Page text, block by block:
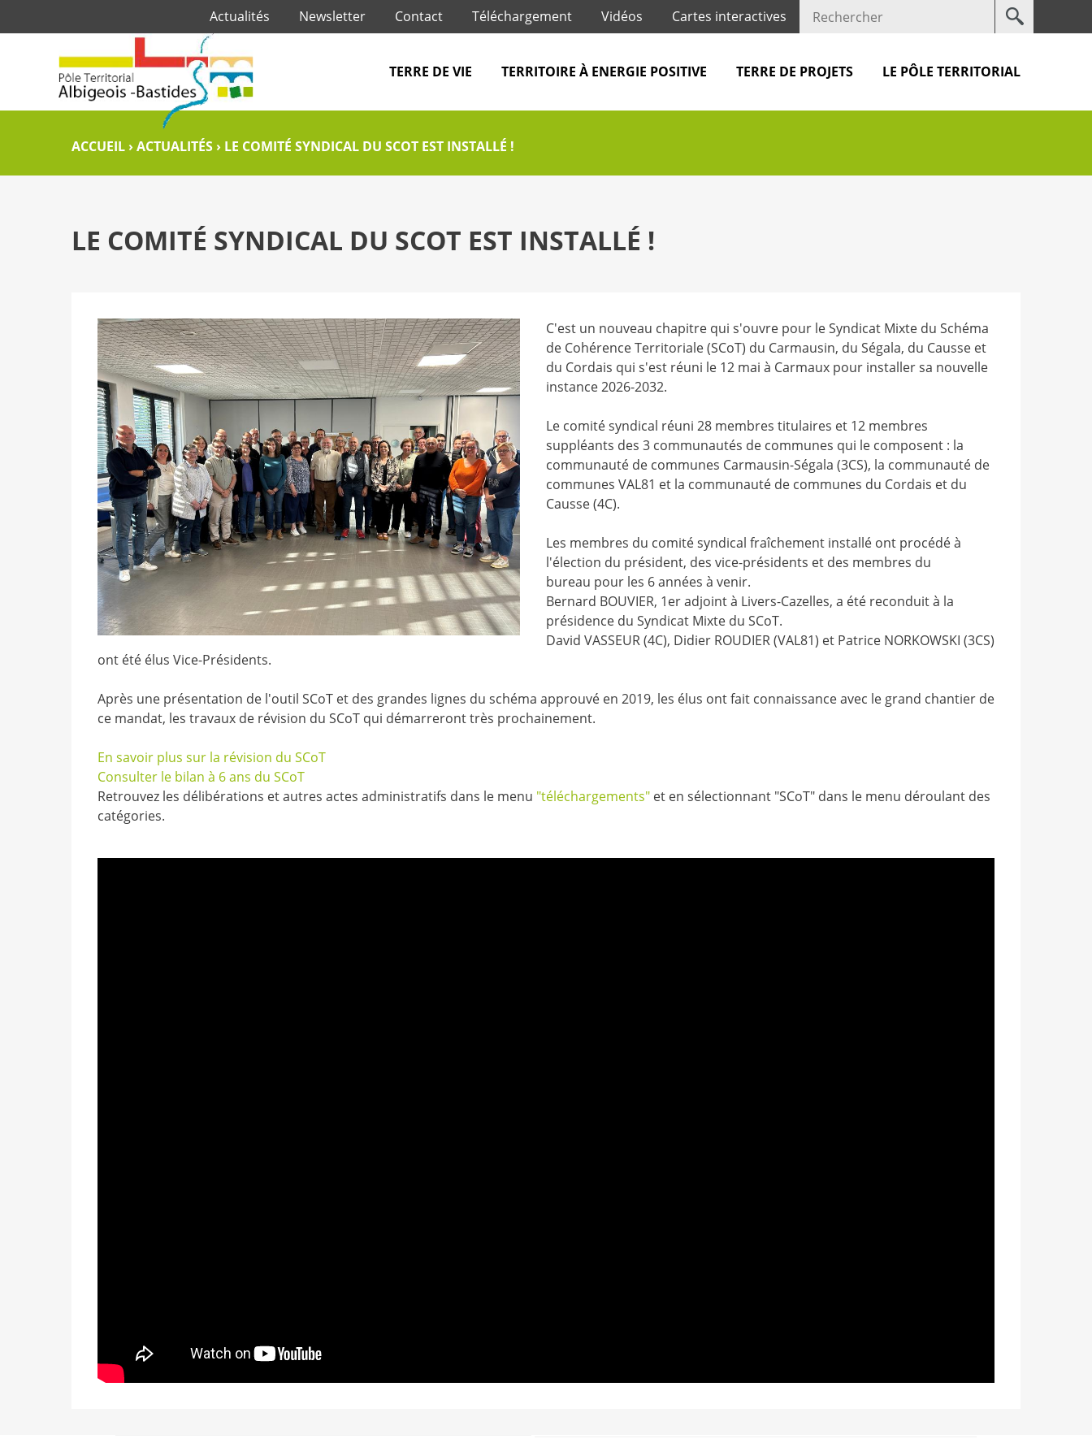
Jump to navigation
Votre
Actualités Newsletter Contact Téléchargement Vidéos Cartes interactives
TERRE DE VIE TERRITOIRE À ENERGIE POSITIVE TERRE DE PROJETS LE PÔLE TERRITORIAL
ACCUEIL ›ACTUALITÉS › LE COMITÉ SYNDICAL DU SCOT EST INSTALLÉ !
LE COMITÉ SYNDICAL DU SCOT EST INSTALLÉ !
C'est un nouveau chapitre qui s'ouvre pour le Syndicat Mixte du Schéma
de Cohérence Territoriale (SCoT) du Carmausin, du Ségala, du Causse et
du Cordais qui s'est réuni le 12 mai à Carmaux pour installer sa nouvelle
instance 2026-2032.
Le comité syndical réuni 28 membres titulaires et 12 membres
suppléants des 3 communautés de communes qui le composent : la
communauté de communes Carmausin-Ségala (3CS), la communauté de
communes VAL81 et la communauté de communes du Cordais et du
Causse (4C).
Les membres du comité syndical fraîchement installé ont procédé à
l'élection du président, des vice-présidents et des membres du
bureau pour les 6 années à venir.
Bernard BOUVIER, 1er adjoint à Livers-Cazelles, a été reconduit à la
présidence du Syndicat Mixte du SCoT.
David VASSEUR (4C), Didier ROUDIER (VAL81) et Patrice NORKOWSKI (3CS)
ont été élus Vice-Présidents.
Après une présentation de l'outil SCoT et des grandes lignes du schéma approuvé en 2019, les élus ont fait connaissance avec le grand chantier de
ce mandat, les travaux de révision du SCoT qui démarreront très prochainement.
En savoir plus sur la révision du SCoT
Consulter le bilan à 6 ans du SCoT
Retrouvez les délibérations et autres actes administratifs dans le menu "téléchargements" et en sélectionnant "SCoT" dans le menu déroulant des
catégories.